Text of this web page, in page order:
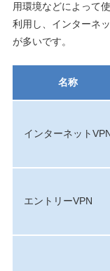
用環境などによって
利用し、インターネ
が多いです。
名称
インターネット
エントリーVPN